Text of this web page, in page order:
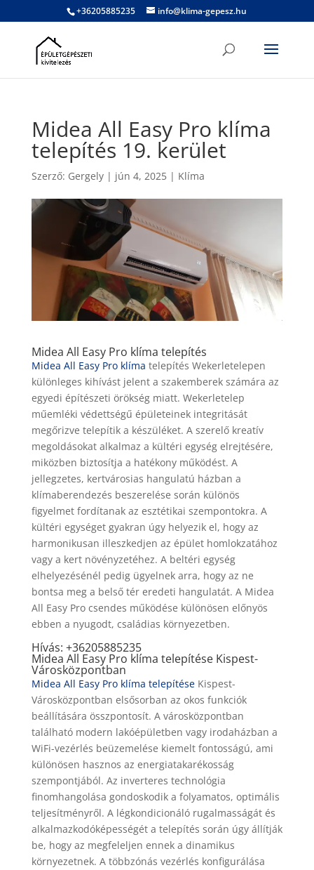
+36205885235 info@klima-gepesz.hu
Midea All Easy Pro klíma
telepítés 19. kerület
Szerző: Gergely| jún 4, 2025| Klíma
Midea All Easy Pro klíma telepítés
Midea All Easy Pro klíma telepítés Wekerletelepen
különleges kihívást jelent a szakemberek számára az
egyedi építészeti örökség miatt. Wekerletelep
műemléki védettségű épületeinek integritását
megőrizve telepítik a készüléket. A szerelő kreatív
megoldásokat alkalmaz a kültéri egység elrejtésére,
miközben biztosítja a hatékony működést. A
jellegzetes, kertvárosias hangulatú házban a
klímaberendezés beszerelése során különös
figyelmet fordítanak az esztétikai szempontokra. A
kültéri egységet gyakran úgy helyezik el, hogy az
harmonikusan illeszkedjen az épület homlokzatához
vagy a kert növényzetéhez. A beltéri egység
elhelyezésénél pedig ügyelnek arra, hogy az ne
bontsa meg a belső tér eredeti hangulatát. A Midea
All Easy Pro csendes működése különösen előnyös
ebben a nyugodt, családias környezetben.
Hívás: +36205885235
Midea All Easy Pro klíma telepítése Kispest-
Városközpontban
Midea All Easy Pro klíma telepítéseKispest-
Városközpontban elsősorban az okos funkciók
beállítására összpontosít. A városközpontban
található modern lakóépületben vagy irodaházban a
WiFi-vezérlés beüzemelése kiemelt fontosságú, ami
különösen hasznos az energiatakarékosság
szempontjából. Az inverteres technológia
finomhangolása gondoskodik a folyamatos, optimális
teljesítményről. A légkondicionáló rugalmasságát és
alkalmazkodóképességét a telepítés során úgy állítják
be, hogy az megfeleljen ennek a dinamikus
környezetnek. A többzónás vezérlés konfigurálása